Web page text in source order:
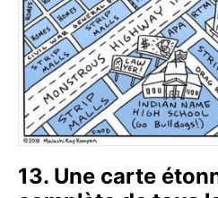
13. Une carte